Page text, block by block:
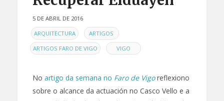
5 DE ABRIL DE 2016
ENARQUITECTURA , ARTIGOS ,
ARTIGOS FARO DE VIGO , VIGO
No artigo da semana no Faro de Vigoreflexiono
sobre o alcance da actuación no Casco Vello e a